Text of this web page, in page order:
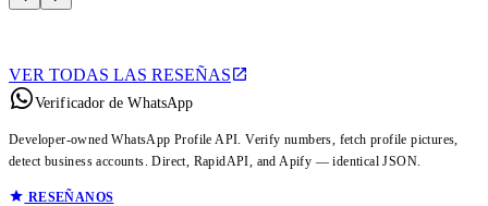
VER TODAS LAS RESEÑAS
Verificador de WhatsApp
Developer-owned WhatsApp Profile API. Verify numbers, fetch profile pictures,
detect business accounts. Direct, RapidAPI, and Apify — identical JSON.
RESEÑANOS